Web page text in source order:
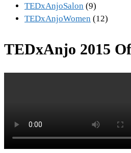
TEDxAnjoSalon (9)
TEDxAnjoWomen (12)
TEDxAnjo 2015